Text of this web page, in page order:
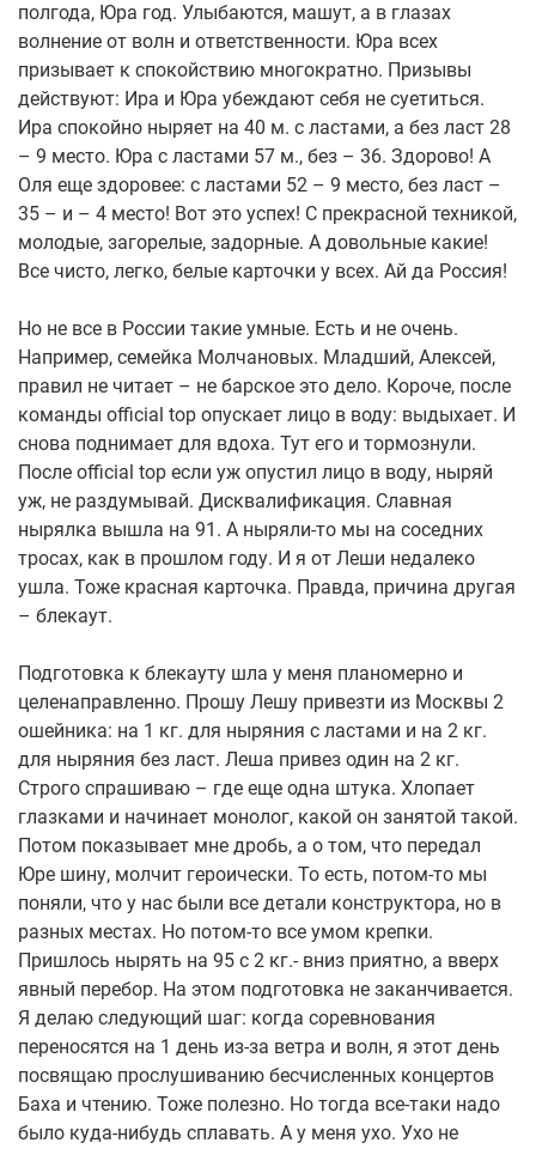
полгода, Юра год. Улыбаются, машут, а в глазах
волнение от волн и ответственности. Юра всех
призывает к спокойствию многократно. Призывы
действуют: Ира и Юра убеждают себя не суетиться.
Ира спокойно ныряет на 40 м. с ластами, а без ласт 28
– 9 место. Юра с ластами 57 м., без – 36. Здорово! А
Оля еще здоровее: с ластами 52 – 9 место, без ласт –
35 – и – 4 место! Вот это успех! С прекрасной техникой,
молодые, загорелые, задорные. А довольные какие!
Все чисто, легко, белые карточки у всех. Ай да Россия!
Но не все в России такие умные. Есть и не очень.
Например, семейка Молчановых. Младший, Алексей,
правил не читает – не барское это дело. Короче, после
команды offiсial top опускает лицо в воду: выдыхает. И
снова поднимает для вдоха. Тут его и тормознули.
После offiсial top если уж опустил лицо в воду, ныряй
уж, не раздумывай. Дисквалификация. Славная
нырялка вышла на 91. А ныряли-то мы на соседних
тросах, как в прошлом году. И я от Леши недалеко
ушла. Тоже красная карточка. Правда, причина другая
– блекаут.
Подготовка к блекауту шла у меня планомерно и
целенаправленно. Прошу Лешу привезти из Москвы 2
ошейника: на 1 кг. для ныряния с ластами и на 2 кг.
для ныряния без ласт. Леша привез один на 2 кг.
Строго спрашиваю – где еще одна штука. Хлопает
глазками и начинает монолог, какой он занятой такой.
Потом показывает мне дробь, а о том, что передал
Юре шину, молчит героически. То есть, потом-то мы
поняли, что у нас были все детали конструктора, но в
разных местах. Но потом-то все умом крепки.
Пришлось нырять на 95 с 2 кг.- вниз приятно, а вверх
явный перебор. На этом подготовка не заканчивается.
Я делаю следующий шаг: когда соревнования
переносятся на 1 день из-за ветра и волн, я этот день
посвящаю прослушиванию бесчисленных концертов
Баха и чтению. Тоже полезно. Но тогда все-таки надо
было куда-нибудь сплавать. А у меня ухо. Ухо не